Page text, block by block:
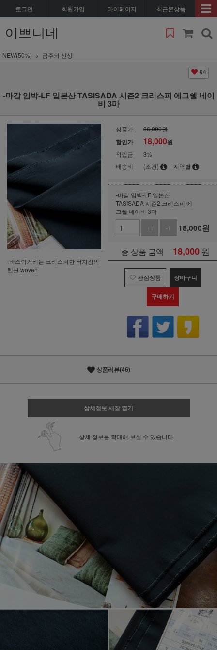
로그인 회원가입 마이페이지 최근본상품
이쁘니네
NEW(50%) 금주의 신상
94
-마감 임박-LF 일본산 TASISADA 시즌2 크리스피 에그쉘 네이
비 3마
-바스락거리는 크리스피한 터치감의
텐션 woven
상품가 36,000원
할인가 18,000원
적립금
3%
배송비
(조건) 지역별
-마감 임박-LF 일본산
TASISADA 시즌2 크리스피 에
그쉘 네이비 3마
+1
-1 18,000원
총 상품 금액 18,000 원
관심상품 장바구니
구매하기
상품리뷰(46)
상세정보 새창 열기
상세 정보를 확대해 보실 수 있습니다.